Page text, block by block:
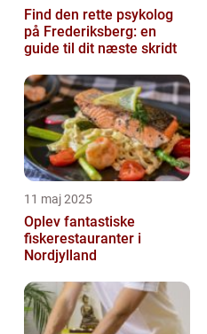
Find den rette psykolog
på Frederiksberg: en
guide til dit næste skridt
11 maj 2025
Oplev fantastiske
fiskerestauranter i
Nordjylland